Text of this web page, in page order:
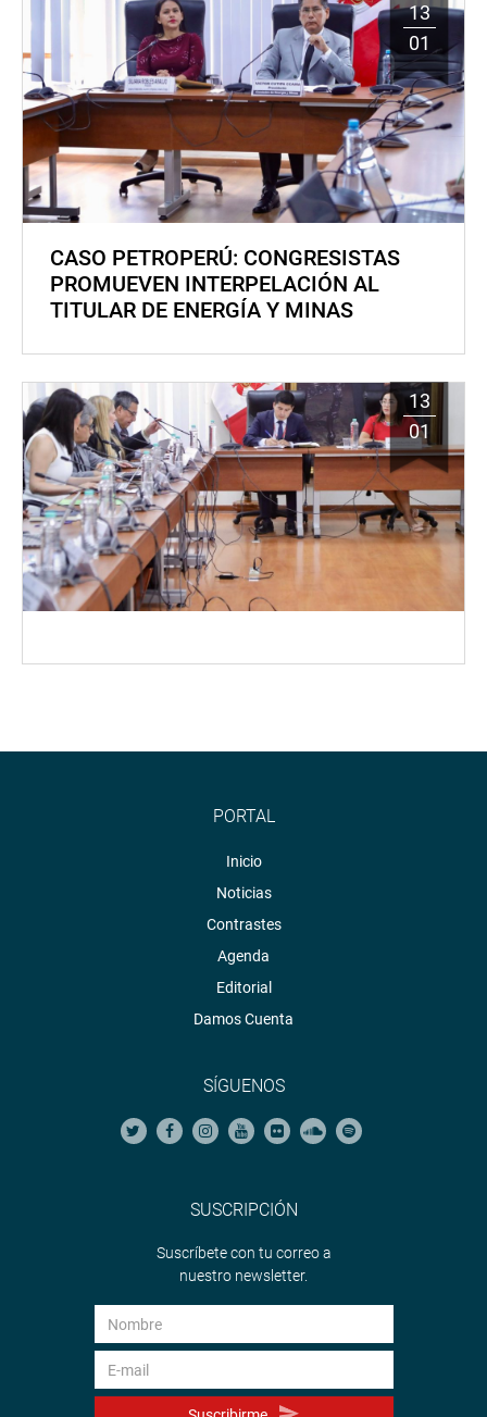
13
01
CASO PETROPERÚ: CONGRESISTAS
PROMUEVEN INTERPELACIÓN AL
TITULAR DE ENERGÍA Y MINAS
13
01
PORTAL
Inicio
Noticias
Contrastes
Agenda
Editorial
Damos Cuenta
SÍGUENOS
SUSCRIPCIÓN
Suscríbete con tu correo a
nuestro newsletter.